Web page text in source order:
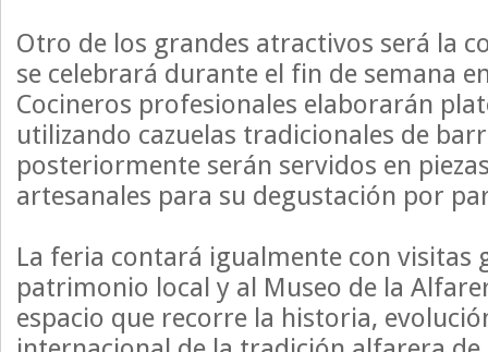
Otro de los grandes atractivos será la
se celebrará durante el fin de semana
Cocineros profesionales elaborarán
utilizando cazuelas tradicionales de
posteriormente serán servidos en
artesanales para su degustación por
La feria contará igualmente con visitas
patrimonio local y al Museo de la
espacio que recorre la historia,